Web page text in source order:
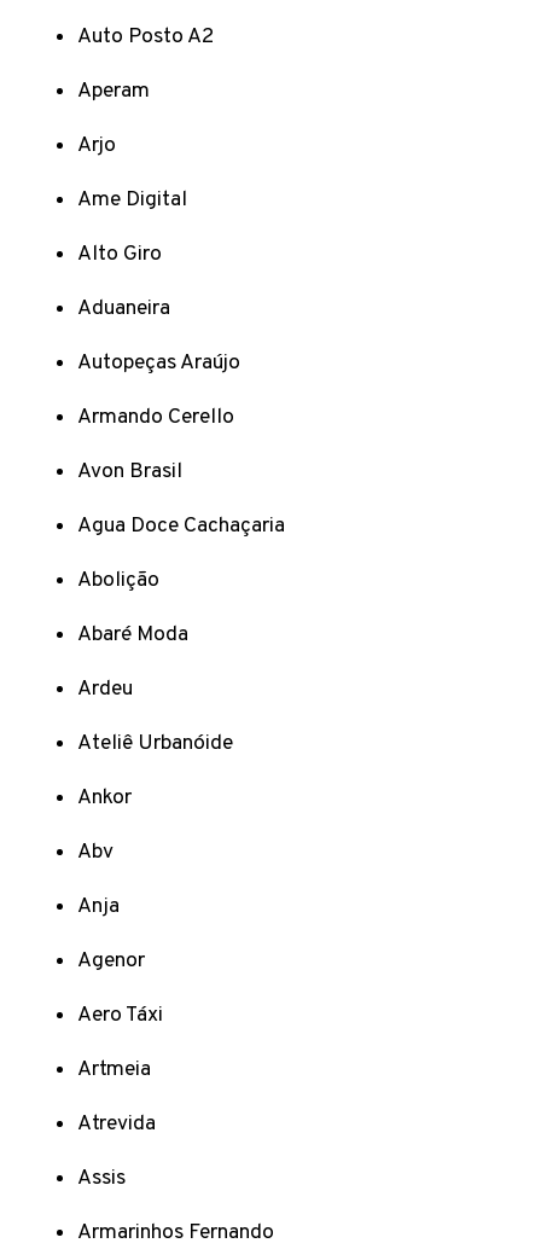
Auto Posto A2
Aperam
Arjo
Ame Digital
Alto Giro
Aduaneira
Autopeças Araújo
Armando Cerello
Avon Brasil
Agua Doce Cachaçaria
Abolição
Abaré Moda
Ardeu
Ateliê Urbanóide
Ankor
Abv
Anja
Agenor
Aero Táxi
Artmeia
Atrevida
Assis
Armarinhos Fernando